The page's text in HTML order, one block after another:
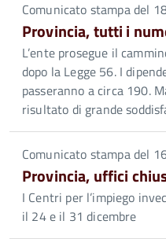
Comunicato stampa del
Provincia, tutti i
L’ente prosegue il
dopo la Legge 56. I
passeranno a circa 190.
risultato di grande
Comunicato stampa del
Provincia, uffici
I Centri per l’impiego
il 24 e il 31 dicembre